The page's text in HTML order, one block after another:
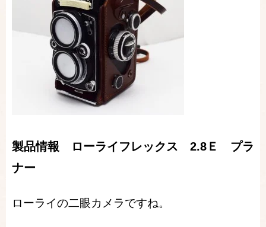
製品情報 ローライフレックス 2.8Ｅ プラ
ナー
ローライの二眼カメラですね。